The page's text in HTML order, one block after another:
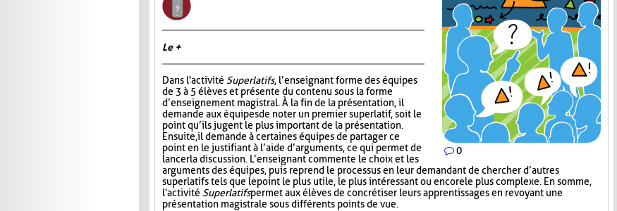
0
Le +
Dans l'activité Superlatifs, l’enseignant forme des équipes
de 3 à 5 élèves et présente du contenu sous la forme
d’enseignement magistral. À la fin de la présentation, il
demande aux équipes de noter un premier superlatif, soit le
point qu’ils jugent le plus important de la présentation.
Ensuite, il demande à certaines équipes de partager ce
point en le justifiant à l’aide d’arguments, ce qui permet de
lancer la discussion. L’enseignant commente le choix et les
arguments des équipes, puis reprend le processus en leur demandant de chercher d’autres
superlatifs tels que le point le plus utile, le plus intéressant ou encore le plus complexe. En somme,
l'activité Superlatifspermet aux élèves de concrétiser leurs apprentissages en revoyant une
présentation magistrale sous différents points de vue.